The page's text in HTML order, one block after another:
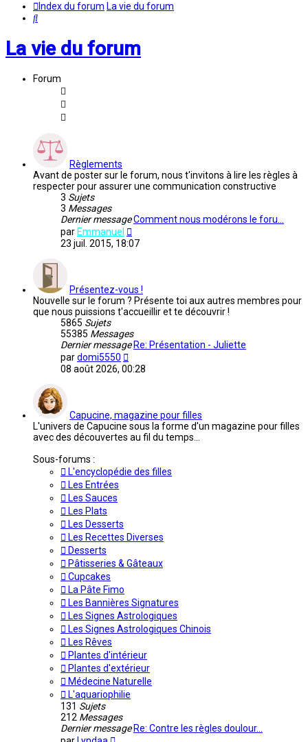
Index du forum La vie du forum
Rechercher
La vie du forum
Forum
Règlements
Avant de poster sur le forum, nous t'invitons à lire les règles à
respecter pour assurer une communication constructive
3 Sujets
3 Messages
Dernier messageComment nous modérons le foru…
parEmmanuel
le
23 juil. 2015, 18:07
Présentez-vous !
Nouvelle sur le forum ? Présente toi aux autres membres pour
que nous puissions t'accueillir et te découvrir !
5865 Sujets
55385 Messages
Dernier messageRe: Présentation - Juliette
pardomi5550
le
08 août 2026, 00:28
Capucine, magazine pour filles
L'univers de Capucine sous la forme d'un magazine pour filles
avec des découvertes au fil du temps...
Sous-forums :
L'encyclopédie des filles
Les Entrées
Les Sauces
Les Plats
Les Desserts
Les Recettes Diverses
Desserts
Pâtisseries & Gâteaux
Cupcakes
La Pâte Fimo
Les Bannières Signatures
Les Signes Astrologiques
Les Signes Astrologiques Chinois
Les Rêves
Plantes d'intérieur
Plantes d'extérieur
Médecine Naturelle
L'aquariophilie
131 Sujets
212 Messages
Dernier messageRe: Contre les règles doulour…